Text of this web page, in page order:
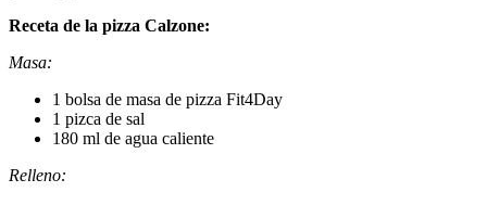
Receta de la pizza Calzone:
Masa:
1 bolsa de masa de pizza Fit4Day
1 pizca de sal
180 ml de agua caliente
Relleno: